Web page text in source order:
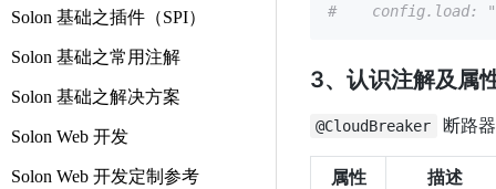
Solon 基础之插件（SPI）
Solon 基础之常用注解
Solon 基础之解决方案
Solon Web 开发
Solon Web 开发定制参考
#    config.load:
3、认识注解及属
@CloudBreaker 断路
属性
描述